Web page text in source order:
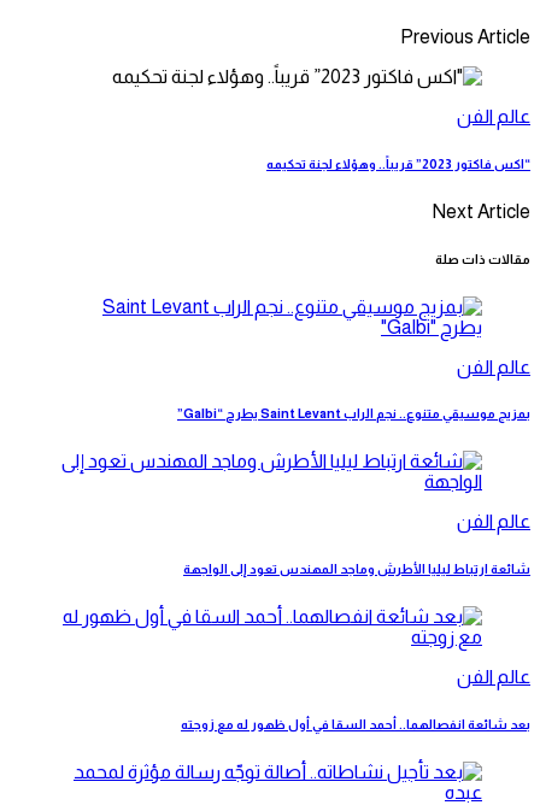
Previous Article
عالم الفن
“اكس فاكتور 2023” قريباً.. وهؤلاء لجنة تحكيمه
Next Article
مقالات ذات صلة
عالم الفن
بمزيج موسيقي متنوع.. نجم الراب Saint Levant يطرح “Galbi”
عالم الفن
شائعة ارتباط ليليا الأطرش وماجد المهندس تعود إلى الواجهة
عالم الفن
بعد شائعة انفصالهما.. أحمد السقا في أول ظهور له مع زوجته